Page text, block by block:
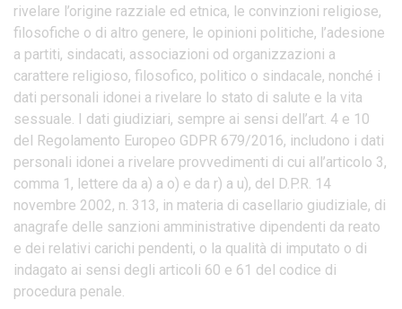
rivelare l’origine razziale ed etnica, le convinzioni religiose,
filosofiche o di altro genere, le opinioni politiche, l’adesione
a partiti, sindacati, associazioni od organizzazioni a
carattere religioso, filosofico, politico o sindacale, nonché i
dati personali idonei a rivelare lo stato di salute e la vita
sessuale. I dati giudiziari, sempre ai sensi dell’art. 4 e 10
del Regolamento Europeo GDPR 679/2016, includono i dati
personali idonei a rivelare provvedimenti di cui all’articolo 3,
comma 1, lettere da a) a o) e da r) a u), del D.P.R. 14
novembre 2002, n. 313, in materia di casellario giudiziale, di
anagrafe delle sanzioni amministrative dipendenti da reato
e dei relativi carichi pendenti, o la qualità di imputato o di
indagato ai sensi degli articoli 60 e 61 del codice di
procedura penale.